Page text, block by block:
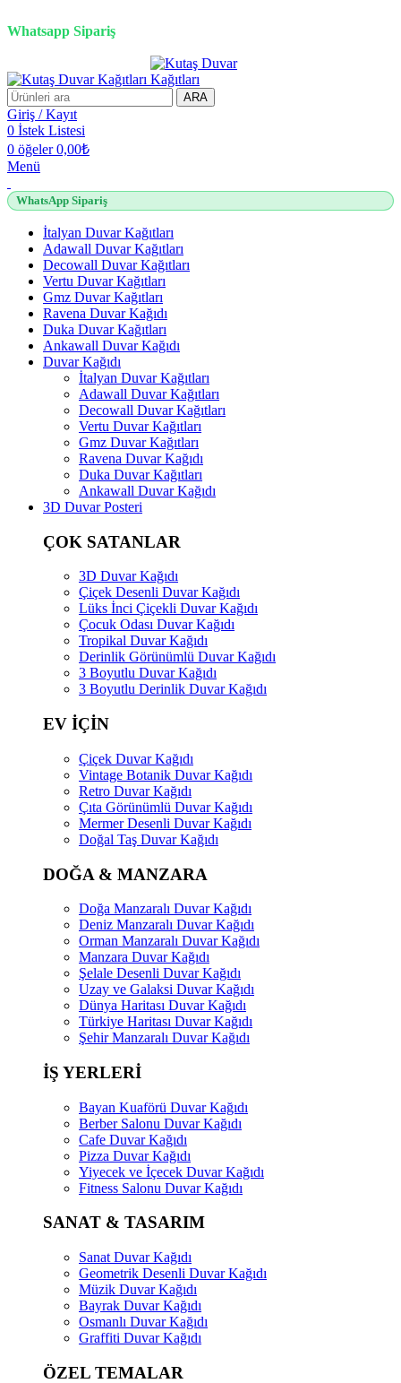
Whatsapp Sipariş
ARA
Giriş / Kayıt
0 İstek Listesi
0 öğeler 0,00₺
Menü
WhatsApp Sipariş
İtalyan Duvar Kağıtları
Adawall Duvar Kağıtları
Decowall Duvar Kağıtları
Vertu Duvar Kağıtları
Gmz Duvar Kağıtları
Ravena Duvar Kağıdı
Duka Duvar Kağıtları
Ankawall Duvar Kağıdı
Duvar Kağıdı
İtalyan Duvar Kağıtları
Adawall Duvar Kağıtları
Decowall Duvar Kağıtları
Vertu Duvar Kağıtları
Gmz Duvar Kağıtları
Ravena Duvar Kağıdı
Duka Duvar Kağıtları
Ankawall Duvar Kağıdı
3D Duvar Posteri
ÇOK SATANLAR
3D Duvar Kağıdı
Çiçek Desenli Duvar Kağıdı
Lüks İnci Çiçekli Duvar Kağıdı
Çocuk Odası Duvar Kağıdı
Tropikal Duvar Kağıdı
Derinlik Görünümlü Duvar Kağıdı
3 Boyutlu Duvar Kağıdı
3 Boyutlu Derinlik Duvar Kağıdı
EV İÇİN
Çiçek Duvar Kağıdı
Vintage Botanik Duvar Kağıdı
Retro Duvar Kağıdı
Çıta Görünümlü Duvar Kağıdı
Mermer Desenli Duvar Kağıdı
Doğal Taş Duvar Kağıdı
DOĞA & MANZARA
Doğa Manzaralı Duvar Kağıdı
Deniz Manzaralı Duvar Kağıdı
Orman Manzaralı Duvar Kağıdı
Manzara Duvar Kağıdı
Şelale Desenli Duvar Kağıdı
Uzay ve Galaksi Duvar Kağıdı
Dünya Haritası Duvar Kağıdı
Türkiye Haritası Duvar Kağıdı
Şehir Manzaralı Duvar Kağıdı
İŞ YERLERİ
Bayan Kuaförü Duvar Kağıdı
Berber Salonu Duvar Kağıdı
Cafe Duvar Kağıdı
Pizza Duvar Kağıdı
Yiyecek ve İçecek Duvar Kağıdı
Fitness Salonu Duvar Kağıdı
SANAT & TASARIM
Sanat Duvar Kağıdı
Geometrik Desenli Duvar Kağıdı
Müzik Duvar Kağıdı
Bayrak Duvar Kağıdı
Osmanlı Duvar Kağıdı
Graffiti Duvar Kağıdı
ÖZEL TEMALAR